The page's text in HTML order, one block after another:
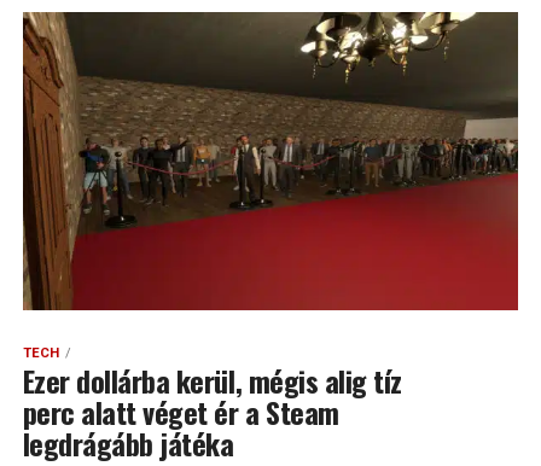
TECH
Ezer dollárba kerül, mégis alig tíz
perc alatt véget ér a Steam
legdrágább játéka